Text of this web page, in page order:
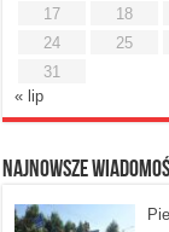
17
18
24
25
31
« lip
Najnowsze